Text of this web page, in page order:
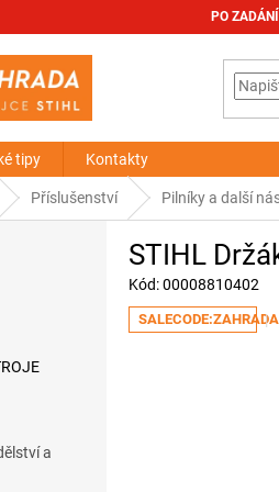
PO
tipy Kontakty
Příslušenství Pilníky a další
a
STIHL
Kód:00008810402